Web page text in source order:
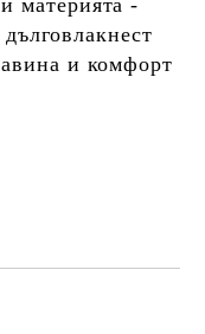
материята -
и комфорт